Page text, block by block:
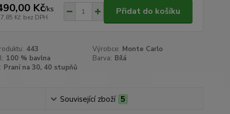
Kč/ks
Kč bez DPH
Přidat do košíku
443 Výrobce: Monte Carlo
100 % bavlna Barva: Bílá
Praní na 30, 40 stupňů
Související zboží 5